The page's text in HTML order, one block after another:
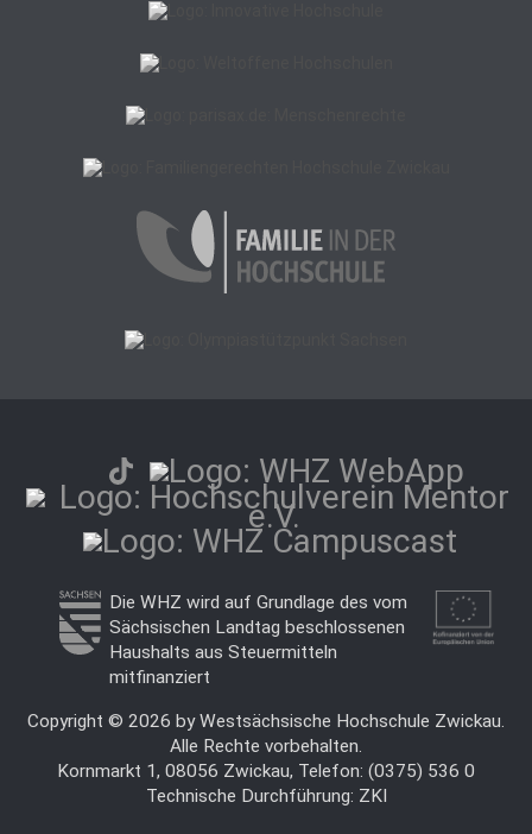
Die WHZ wird auf Grundlage des vom
Sächsischen Landtag beschlossenen
Haushalts aus Steuermitteln
mitfinanziert
Copyright © 2026 by Westsächsische Hochschule Zwickau.
Alle Rechte vorbehalten.
Kornmarkt 1, 08056 Zwickau, Telefon: (0375) 536 0
Technische Durchführung: ZKI